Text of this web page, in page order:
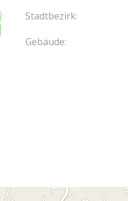
Stadtbezirk:
Gebäude: